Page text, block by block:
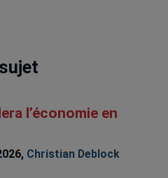
l’économie en
Christian Deblock